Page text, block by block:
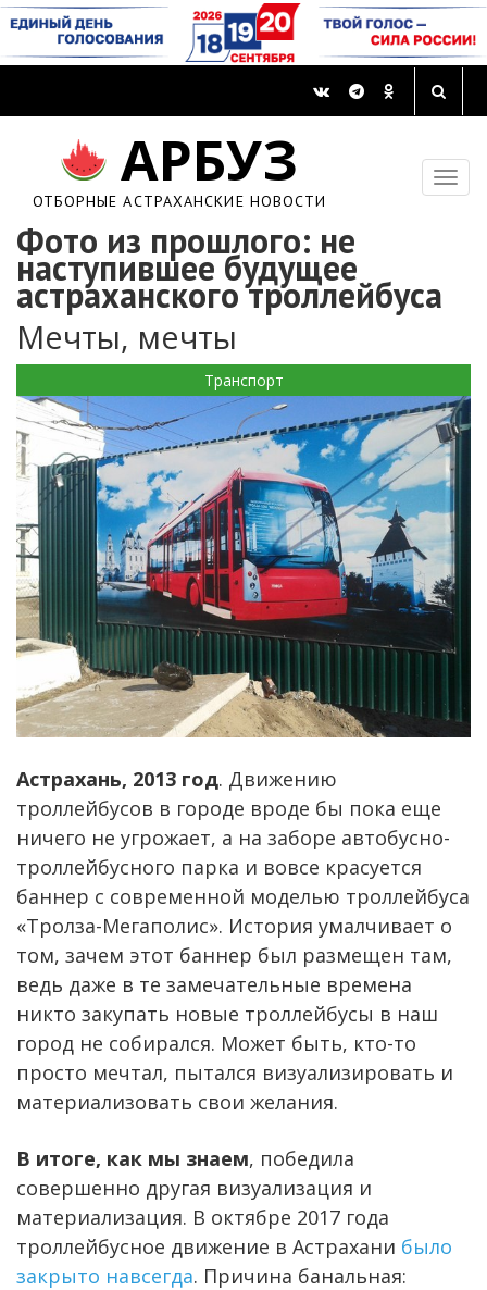
АРБУЗ
ОТБОРНЫЕ АСТРАХАНСКИЕ НОВОСТИ
Фото из прошлого: не
наступившее будущее
астраханского троллейбуса
Мечты, мечты
Транспорт
Астрахань, 2013 год. Движению
троллейбусов в городе вроде бы пока еще
ничего не угрожает, а на заборе автобусно-
троллейбусного парка и вовсе красуется
баннер с современной моделью троллейбуса
«Тролза-Мегаполис». История умалчивает о
том, зачем этот баннер был размещен там,
ведь даже в те замечательные времена
никто закупать новые троллейбусы в наш
город не собирался. Может быть, кто-то
просто мечтал, пытался визуализировать и
материализовать свои желания.
В итоге, как мы знаем, победила
совершенно другая визуализация и
материализация. В октябре 2017 года
троллейбусное движение в Астрахани было
закрыто навсегда. Причина банальная: